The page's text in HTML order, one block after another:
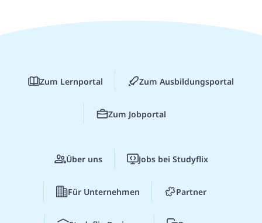
Zum Lernportal Zum Ausbildungsportal
Zum Jobportal
Über uns Jobs bei Studyflix
Für Unternehmen Partner